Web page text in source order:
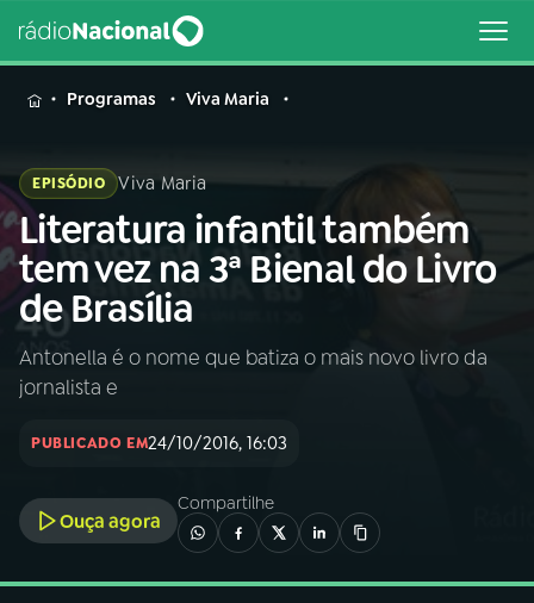
MENU
Buscar
na
Rádio
Nacional
Buscar
AO VIVO
INÍCIO
A RÁDIO
03PROGRAMAÇÃO
Programas Viva Maria
EPISÓDIO Viva Maria
Literatura infantil também
tem vez na 3ª Bienal do Livro
de Brasília
Antonella é o nome que batiza o mais novo livro da
jornalista e
PUBLICADO EM24/10/2016, 16:03
Ouça agora
Compartilhe